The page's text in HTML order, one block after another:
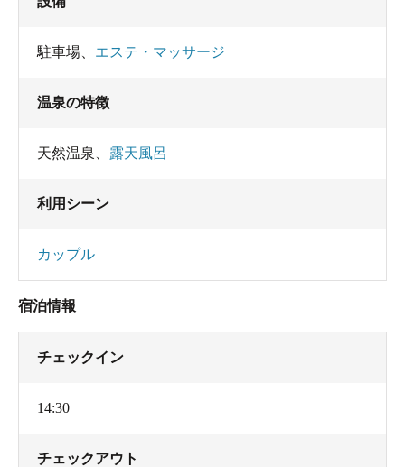
駐車場 エステ・マッサージ
温泉の特徴
天然温泉 露天風呂
利用シーン
カップル
宿泊情報
チェックイン
14:30
チェックアウト